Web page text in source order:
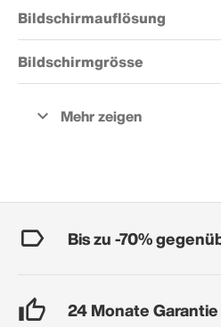
Bildschirmauflösung
Bildschirmgrösse
Bis zu -70%
24 Monate Garantie